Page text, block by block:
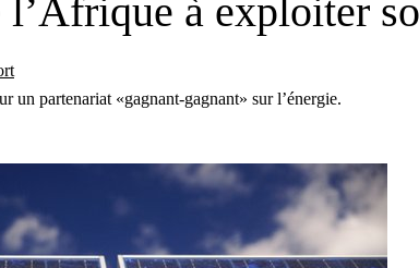
l’Afrique à exploiter
un partenariat «gagnant-gagnant» sur l’énergie.